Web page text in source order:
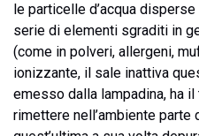
le particelle d’acqua
serie di elementi sgraditi in
(come in polveri, allergeni,
ionizzante, il sale inattiva
emesso dalla lampadina, ha
rimettere nell’ambiente parte